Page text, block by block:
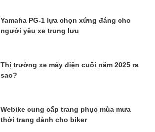
Yamaha PG-1 lựa chọn xứng đáng cho
người yêu xe trung lưu
Thị trường xe máy điện cuối năm 2025 ra
sao?
Webike cung cấp trang phục mùa mưa
thời trang dành cho biker